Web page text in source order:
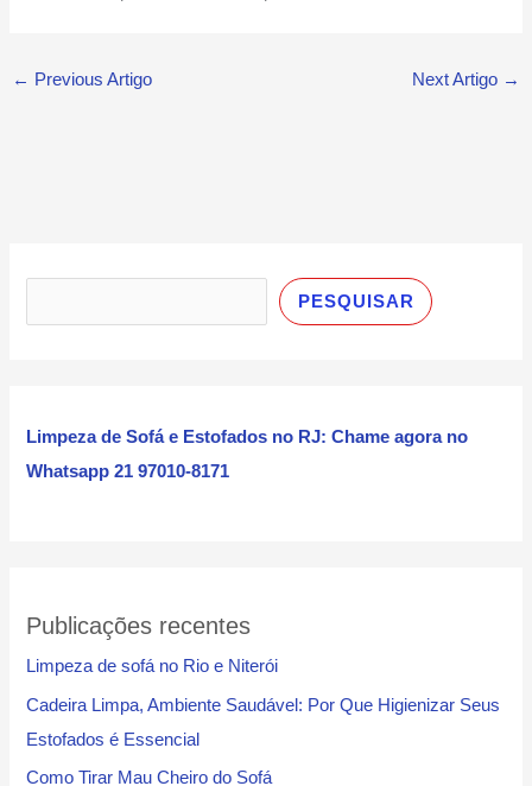
← Previous Artigo Next Artigo →
s
i
s
PESQUISAR
Limpeza de Sofá e Estofados no RJ: Chame agora no
Whatsapp 21 97010-8171
Publicações recentes
Limpeza de sofá no Rio e Niterói
Cadeira Limpa, Ambiente Saudável: Por Que Higienizar Seus
Estofados é Essencial
Como Tirar Mau Cheiro do Sofá